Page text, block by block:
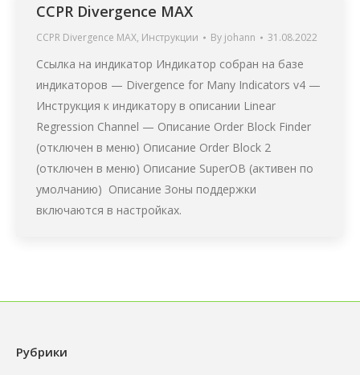
CCPR Divergence MAX
CCPR Divergence MAX, Инструкции By johann 31.08.2022
Ссылка на индикатор Индикатор собран на базе
индикаторов — Divergence for Many Indicators v4 —
Инструкция к индикатору в описании Linear
Regression Channel — Описание Order Block Finder
(отключен в меню) Описание Order Block 2
(отключен в меню) Описание SuperOB (активен по
умолчанию) Описание Зоны поддержки
включаются в настройках.
Рубрики